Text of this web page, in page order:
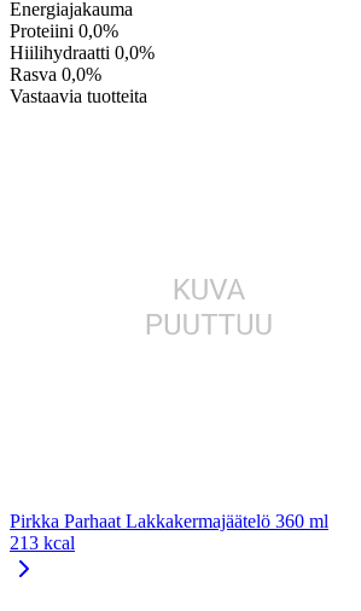
Energiajakauma
Proteiini 0,0%
Hiilihydraatti 0,0%
Rasva 0,0%
Vastaavia tuotteita
Pirkka Parhaat Lakkakermajäätelö 360 ml
213 kcal